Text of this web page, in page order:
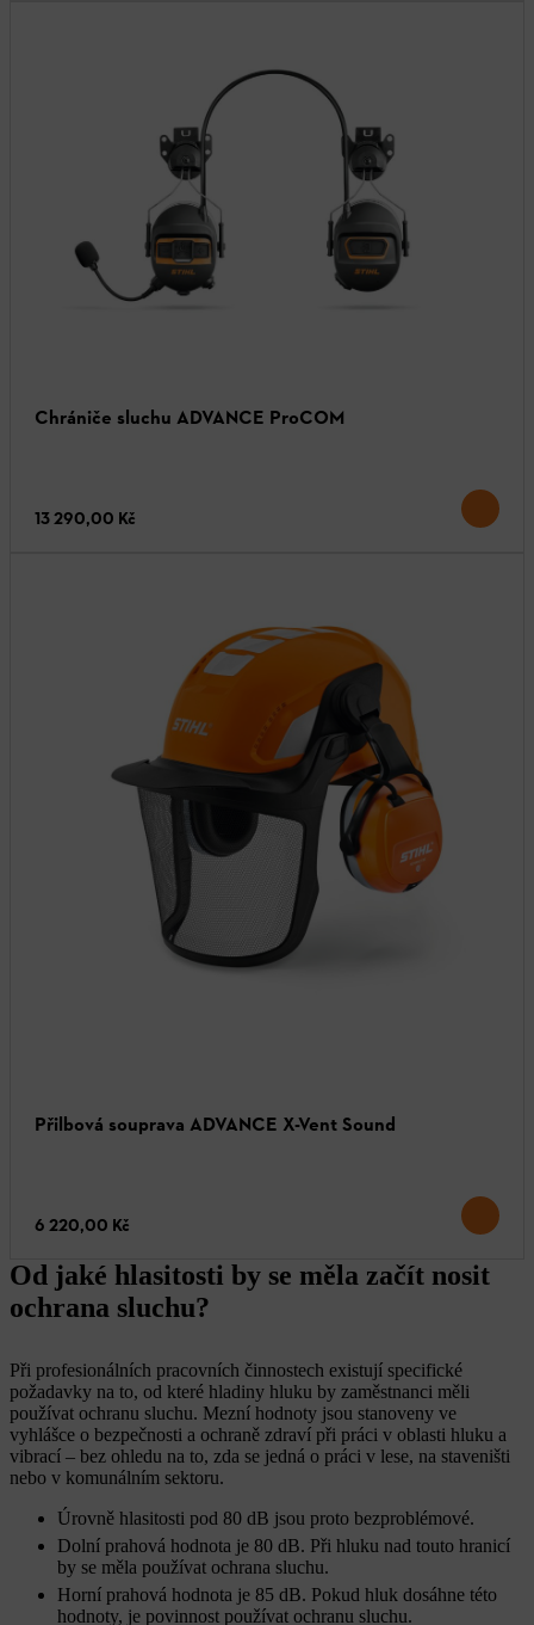
Chrániče sluchu ADVANCE ProCOM
13 290,00 Kč
Přilbová souprava ADVANCE X-Vent Sound
6 220,00 Kč
Od jaké hlasitosti by se měla začít nosit
ochrana sluchu?
Při profesionálních pracovních činnostech existují specifické
požadavky na to, od které hladiny hluku by zaměstnanci měli
používat ochranu sluchu. Mezní hodnoty jsou stanoveny ve
vyhlášce o bezpečnosti a ochraně zdraví při práci v oblasti hluku a
vibrací – bez ohledu na to, zda se jedná o práci v lese, na staveništi
nebo v komunálním sektoru.
Úrovně hlasitosti pod 80 dB jsou proto bezproblémové.
Dolní prahová hodnota je 80 dB. Při hluku nad touto hranicí
by se měla používat ochrana sluchu.
Horní prahová hodnota je 85 dB. Pokud hluk dosáhne této
hodnoty, je povinnost používat ochranu sluchu.